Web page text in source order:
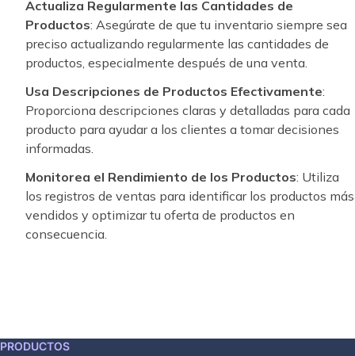
Actualiza Regularmente las Cantidades de
Productos: Asegúrate de que tu inventario siempre sea
preciso actualizando regularmente las cantidades de
productos, especialmente después de una venta.
Usa Descripciones de Productos Efectivamente:
Proporciona descripciones claras y detalladas para cada
producto para ayudar a los clientes a tomar decisiones
informadas.
Monitorea el Rendimiento de los Productos: Utiliza
los registros de ventas para identificar los productos más
vendidos y optimizar tu oferta de productos en
consecuencia.
This
PRODUCTOS